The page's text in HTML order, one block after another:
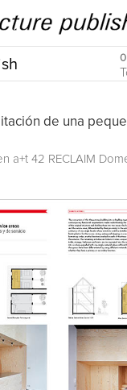
0
de una
a+t 42 RECLAIM